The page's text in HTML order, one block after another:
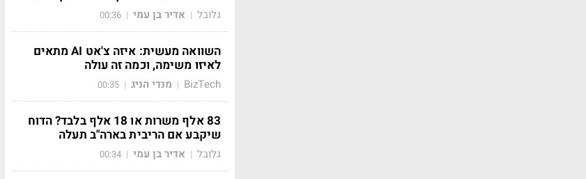
גלובל | אדיר בן עמי |
00:36
השוואה מעשית: איזה צ'אט AI מתאים
לאיזו משימה, וכמה זה עולה
BizTech
| מנדי הניג |
00:35
83 אלף משרות או 18 אלף בלבד? הדוח
שיקבע אם הריבית בארה"ב תעלה
גלובל | אדיר בן עמי |
00:34